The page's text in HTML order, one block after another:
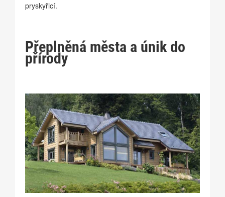
pryskyřicí.
Přeplněná města a únik do
přírody